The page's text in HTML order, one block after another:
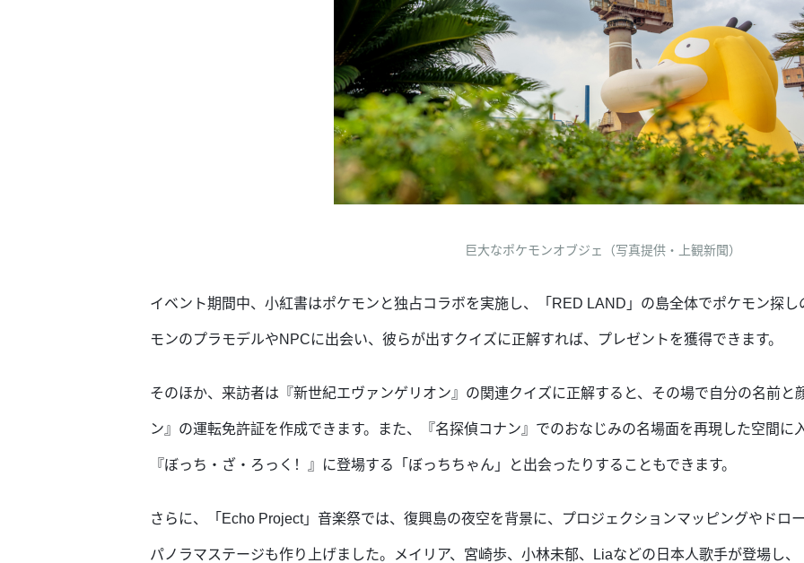
巨大なポケモンオブジェ（写真提供・上観新聞）
イベント期間中、小紅書はポケモンと独占コラボを実施し、「RED LAND」の島全体でポケモン探
モンのプラモデルやNPCに出会い、彼らが出すクイズに正解すれば、プレゼントを獲得できます。
そのほか、来訪者は『新世紀エヴァンゲリオン』の関連クイズに正解すると、その場で自分の名前
ン』の運転免許証を作成できます。また、『名探偵コナン』でのおなじみの名場面を再現した空間に
『ぼっち・ざ・ろっく！』に登場する「ぼっちちゃん」と出会ったりすることもできます。
さらに、「Echo Project」音楽祭では、復興島の夜空を背景に、プロジェクションマッピングやドロ
パノラマステージも作り上げました。メイリア、宮崎歩、小林未郁、Liaなどの日本人歌手が登場し